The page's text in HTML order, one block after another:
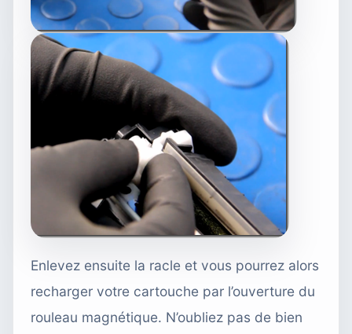
Enlevez ensuite la racle et vous pourrez alors
recharger votre cartouche par l’ouverture du
rouleau magnétique. N’oubliez pas de bien